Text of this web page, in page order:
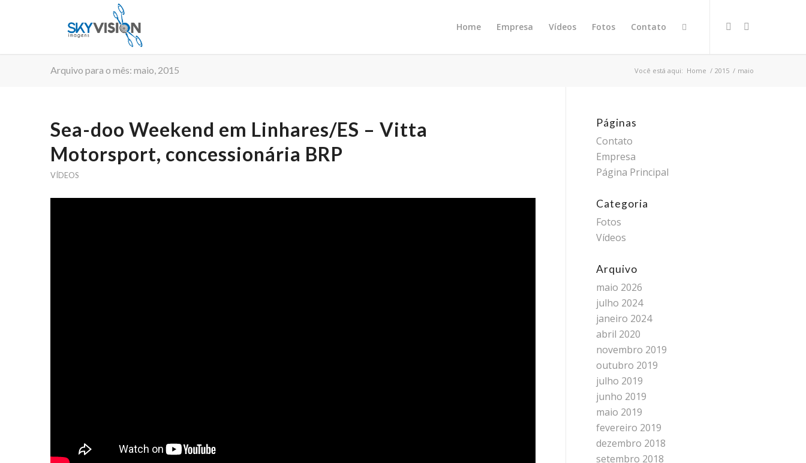
Home Empresa Vídeos Fotos Contato
Arquivo para o mês: maio, 2015 Você está aqui: Home / 2015 / maio
Sea-doo Weekend em Linhares/ES – Vitta
Motorsport, concessionária BRP
VÍDEOS
Páginas
Contato
Empresa
Página Principal
Categoria
Fotos
Vídeos
Arquivo
maio 2026
julho 2024
janeiro 2024
abril 2020
novembro 2019
outubro 2019
julho 2019
junho 2019
maio 2019
fevereiro 2019
dezembro 2018
setembro 2018